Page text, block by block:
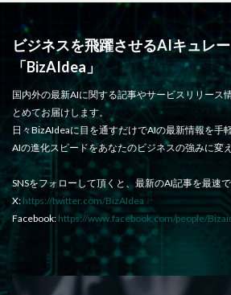
ビジネスを飛躍させるAIキュレ
「BizAIdea」
国内外の最新AIに関する記事やサービスリリース
とめてお届けします。
日々BizAIdeaに目を通すだけでAIの最新情報を手
AIの進化スピードをあなたのビジネスの強みに変え
SNSをフォローして頂くと、最新のAI記事を最速
X: https://twitter.com/BizAIdea
Facebook: https://www.facebook.com/people/